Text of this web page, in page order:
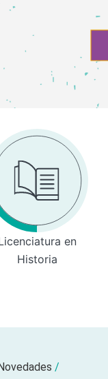
en
Historia
/